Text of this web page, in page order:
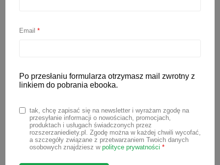
fakty i mity
Wokół diety matki karmiącej na
wiemy, że stosowane kiedyś
profilaktycznie diety eliminacyjne, czy
specjalne diety dla kobiet karmiących
piersią, nie przynoszą niczego dobrego,
Email*
Po przesłaniu formularza otrzymasz mail zwrotny z
linkiem do pobrania ebooka.
tak, chcę zapisać się na newsletter i wyrażam zgodę na
przesyłanie informacji o nowościach, promocjach,
produktach i usługach świadczonych przez
rozszerzaniediety.pl. Zgodę można w każdej chwili wycofać,
a szczegóły związane z przetwarzaniem Twoich danych
osobowych znajdziesz w polityce prywatności *